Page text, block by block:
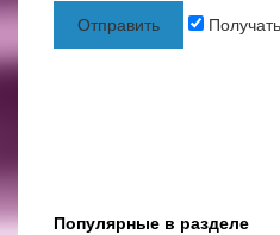
Отправить
Популярные в разделе